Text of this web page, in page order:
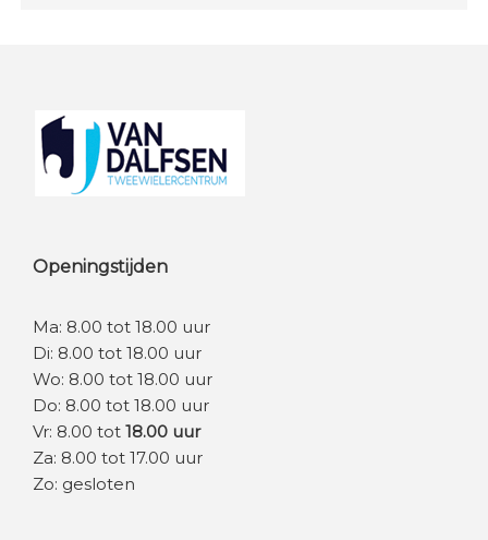
Footer
Openingstijden
Ma: 8.00 tot 18.00 uur
Di: 8.00 tot 18.00 uur
Wo: 8.00 tot 18.00 uur
Do: 8.00 tot 18.00 uur
Vr: 8.00 tot 18.00 uur
Za: 8.00 tot 17.00 uur
Zo: gesloten